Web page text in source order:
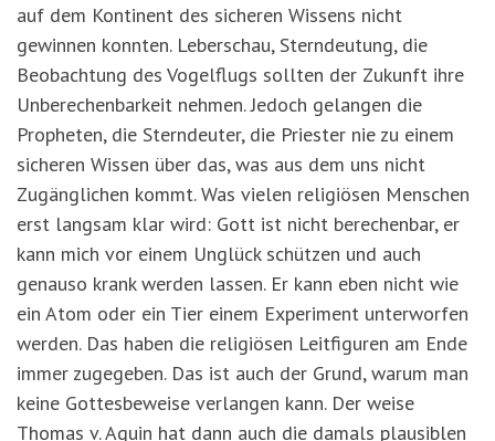
auf dem Kontinent des sicheren Wissens nicht
gewinnen konnten. Leberschau, Sterndeutung, die
Beobachtung des Vogelflugs sollten der Zukunft ihre
Unberechenbarkeit nehmen. Jedoch gelangen die
Propheten, die Sterndeuter, die Priester nie zu einem
sicheren Wissen über das, was aus dem uns nicht
Zugänglichen kommt. Was vielen religiösen Menschen
erst langsam klar wird: Gott ist nicht berechenbar, er
kann mich vor einem Unglück schützen und auch
genauso krank werden lassen. Er kann eben nicht wie
ein Atom oder ein Tier einem Experiment unterworfen
werden. Das haben die religiösen Leitfiguren am Ende
immer zugegeben. Das ist auch der Grund, warum man
keine Gottesbeweise verlangen kann. Der weise
Thomas v. Aquin hat dann auch die damals plausiblen